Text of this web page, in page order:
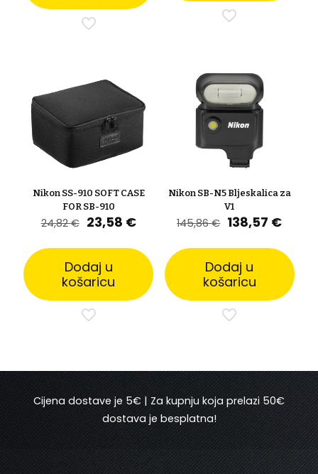
Nikon SS-910 SOFT CASE
FOR SB-910
24,82€ Izvorna
bila
je:
24,82 €.
23,58 €Trenutna
je:
23,58 €.
Dodaj u
košaricu
Nikon SB-N5 Bljeskalica za
V1
145,86€ Izvorna
bila
je:
145,86 €.
138,57 €
je:
Dodaj u
košaricu
Cijena dostave je 5€ | Za kupnju koja prelazi 50€
dostava je besplatna!